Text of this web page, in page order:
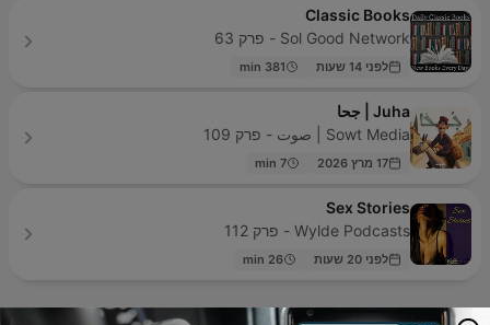
Classic Books
Sol Good Network - פרק 63
לפני 14 שעות 381 min
Juha | جحا
Sowt Media | صوت - פרק 109
17 מרץ 2026 7 min
Sex Stories
Wylde Podcasts - פרק 112
לפני 20 שעות 26 min